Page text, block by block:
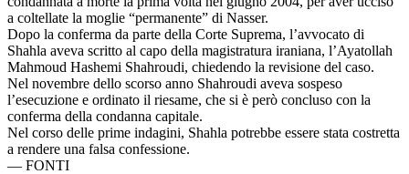
a coltellate la moglie “permanente” di Nasser.
Dopo la conferma da parte della Corte Suprema, l’avvocato di
Shahla aveva scritto al capo della magistratura iraniana, l’Ayatollah
Mahmoud Hashemi Shahroudi, chiedendo la revisione del caso.
Nel novembre dello scorso anno Shahroudi aveva sospeso
l’esecuzione e ordinato il riesame, che si è però concluso con la
conferma della condanna capitale.
Nel corso delle prime indagini, Shahla potrebbe essere stata costretta
a rendere una falsa confessione.
— FONTI